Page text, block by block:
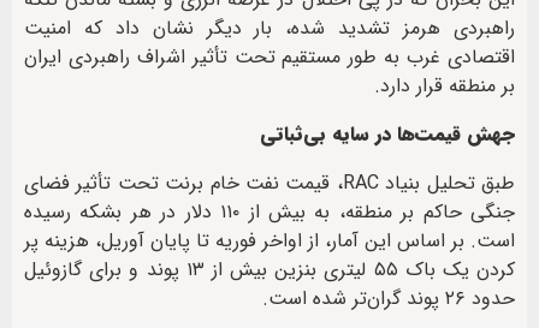
راهبردی هرمز تشدید شده، بار دیگر نشان داد که امنیت
اقتصادی غرب به طور مستقیم تحت تأثیر اشراف راهبردی ایران
بر منطقه قرار دارد.
جهش قیمت‌ها در سایه بی‌ثباتی
طبق تحلیل بنیاد RAC، قیمت نفت خام برنت تحت تأثیر فضای
جنگی حاکم بر منطقه، به بیش از ۱۱۰ دلار در هر بشکه رسیده
است. بر اساس این آمار، از اواخر فوریه تا پایان آوریل، هزینه پر
کردن یک باک ۵۵ لیتری بنزین بیش از ۱۳ پوند و برای گازوئیل
حدود ۲۶ پوند گران‌تر شده است.